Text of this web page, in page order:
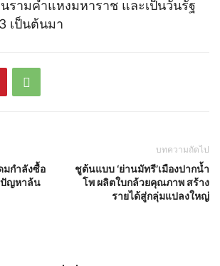
รามคำแหงมหาราช และเป็นวันรัฐ
เป็นต้นมา
มกำลังซื้อ
ปัญหาล้น
บทความถัดไป
ชูต้นแบบ ‘ย่านมัทรี’เมืองปากน้ำ
โพ ผลิตใบกล้วยคุณภาพ สร้าง
รายได้สู่กลุ่มแปลงใหญ่